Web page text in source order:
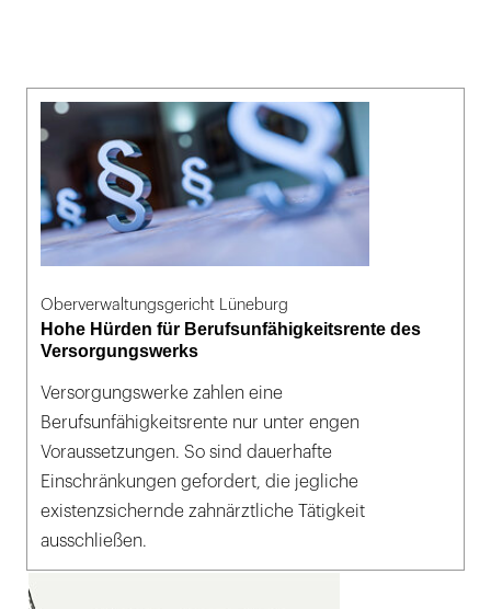
Oberverwaltungsgericht Lüneburg
Hohe Hürden für Berufsunfähigkeitsrente des
Versorgungswerks
Versorgungswerke zahlen eine
Berufsunfähigkeitsrente nur unter engen
Voraussetzungen. So sind dauerhafte
Einschränkungen gefordert, die jegliche
existenzsichernde zahnärztliche Tätigkeit
ausschließen.